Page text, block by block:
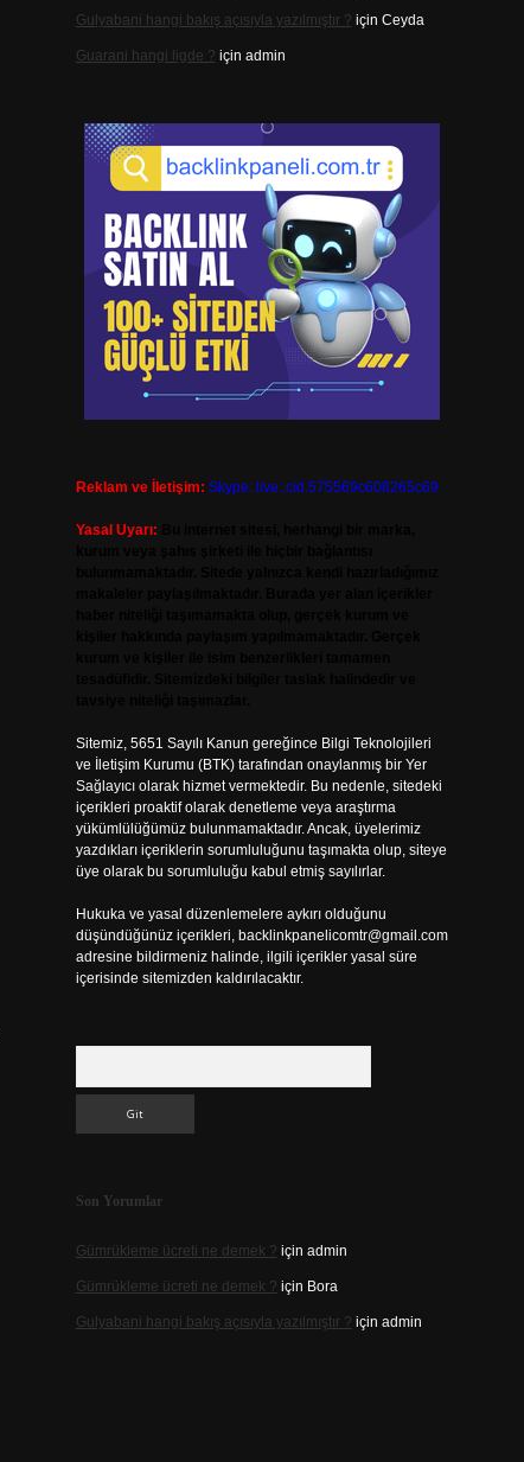
Gulyabani hangi bakış açısıyla yazılmıştır ? için Ceyda
Guarani hangi ligde ? için admin
Reklam ve İletişim: Skype: live:.cid.575569c608265c69
Yasal Uyarı:
Sitemiz, 5651 Sayılı Kanun gereğince Bilgi Teknolojileri
ve İletişim Kurumu (BTK) tarafından onaylanmış bir Yer
Sağlayıcı olarak hizmet vermektedir. Bu nedenle, sitedeki
içerikleri proaktif olarak denetleme veya araştırma
yükümlülüğümüz bulunmamaktadır. Ancak, üyelerimiz
yazdıkları içeriklerin sorumluluğunu taşımakta olup, siteye
üye olarak bu sorumluluğu kabul etmiş sayılırlar.
Hukuka ve yasal düzenlemelere aykırı olduğunu
düşündüğünüz içerikleri, backlinkpanelicomtr@gmail.com
adresine bildirmeniz halinde, ilgili içerikler yasal süre
içerisinde sitemizden kaldırılacaktır.
Son Yorumlar
Gümrükleme ücreti ne demek ? için admin
Gümrükleme ücreti ne demek ? için Bora
Gulyabani hangi bakış açısıyla yazılmıştır ? için admin